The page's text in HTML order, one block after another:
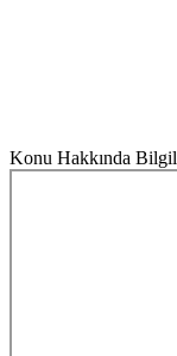
Konu Hakkında